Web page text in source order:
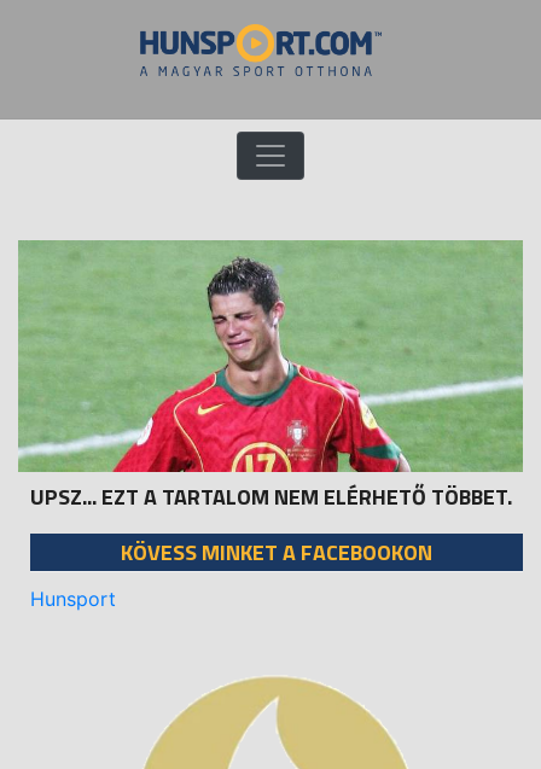
UPSZ... EZT A TARTALOM NEM ELÉRHETŐ TÖBBET.
KÖVESS MINKET A FACEBOOKON
Hunsport